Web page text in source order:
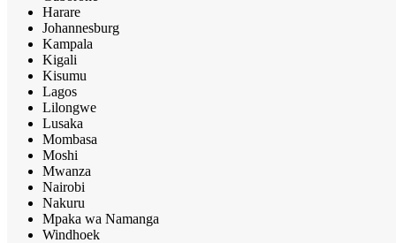
Harare
Johannesburg
Kampala
Kigali
Kisumu
Lagos
Lilongwe
Lusaka
Mombasa
Moshi
Mwanza
Nairobi
Nakuru
Mpaka wa Namanga
Windhoek